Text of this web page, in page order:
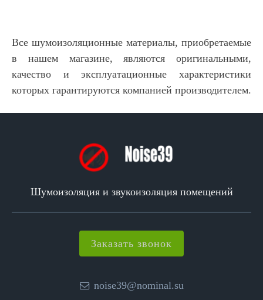
Все шумоизоляционные материалы, приобретаемые
в нашем магазине, являются оригинальными,
качество и эксплуатационные характеристики
которых гарантируются компанией производителем.
Шумоизоляция и звукоизоляция помещений
Заказать звонок
noise39@nominal.su